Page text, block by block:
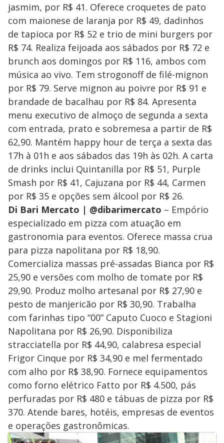
jasmim, por R$ 41. Oferece croquetes de pato
com maionese de laranja por R$ 49, dadinhos
de tapioca por R$ 52 e trio de mini burgers por
R$ 74. Realiza feijoada aos sábados por R$ 72 e
brunch aos domingos por R$ 116, ambos com
música ao vivo. Tem strogonoff de filé-mignon
por R$ 79. Serve mignon au poivre por R$ 91 e
brandade de bacalhau por R$ 84. Apresenta
menu executivo de almoço de segunda a sexta
com entrada, prato e sobremesa a partir de R$
62,90. Mantém happy hour de terça a sexta das
17h à 01h e aos sábados das 19h às 02h. A carta
de drinks inclui Quintanilla por R$ 51, Purple
Smash por R$ 41, Cajuzana por R$ 44, Carmen
por R$ 35 e opções sem álcool por R$ 26.
Di Bari Mercato | @dibarimercato – Empório
especializado em pizza com atuação em
gastronomia para eventos. Oferece massa crua
para pizza napolitana por R$ 18,90.
Comercializa massas pré-assadas Bianca por R$
25,90 e versões com molho de tomate por R$
29,90. Produz molho artesanal por R$ 27,90 e
pesto de manjericão por R$ 30,90. Trabalha
com farinhas tipo “00” Caputo Cuoco e Stagioni
Napolitana por R$ 26,90. Disponibiliza
stracciatella por R$ 44,90, calabresa especial
Frigor Cinque por R$ 34,90 e mel fermentado
com alho por R$ 38,90. Fornece equipamentos
como forno elétrico Fatto por R$ 4.500, pás
perfuradas por R$ 480 e tábuas de pizza por R$
370. Atende bares, hotéis, empresas de eventos
e operações gastronômicas.